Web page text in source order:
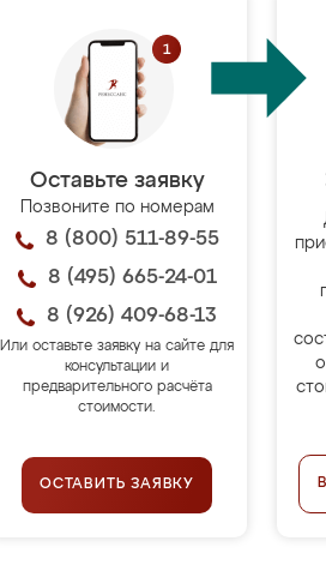
Оставьте заявку
Позвоните по номерам
8 (800) 511-89-55
8 (495) 665-24-01
8 (926) 409-68-13
Или оставьте заявку на сайте для
консультации и
предварительного расчёта
стоимости.
ОСТАВИТЬ ЗАЯВКУ